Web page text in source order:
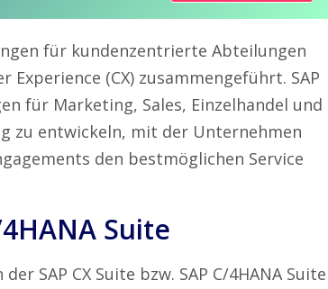
für kundenzentrierte Abteilungen
(CX) zusammengeführt. SAP
für Marketing, Sales, Einzelhandel und
zu entwickeln, mit der Unternehmen
den bestmöglichen Service
Suite
SAP CX Suite bzw. SAP C/4HANA Suite